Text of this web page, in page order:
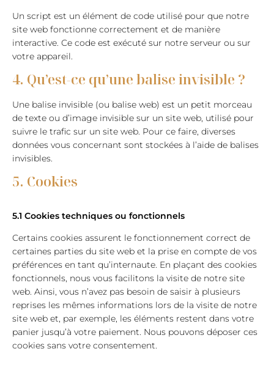
Un script est un élément de code utilisé pour que notre
site web fonctionne correctement et de manière
interactive. Ce code est exécuté sur notre serveur ou sur
votre appareil.
4. Qu’est-ce qu’une balise invisible ?
Une balise invisible (ou balise web) est un petit morceau
de texte ou d’image invisible sur un site web, utilisé pour
suivre le trafic sur un site web. Pour ce faire, diverses
données vous concernant sont stockées à l’aide de balises
invisibles.
5. Cookies
5.1 Cookies techniques ou fonctionnels
Certains cookies assurent le fonctionnement correct de
certaines parties du site web et la prise en compte de vos
préférences en tant qu’internaute. En plaçant des cookies
fonctionnels, nous vous facilitons la visite de notre site
web. Ainsi, vous n’avez pas besoin de saisir à plusieurs
reprises les mêmes informations lors de la visite de notre
site web et, par exemple, les éléments restent dans votre
panier jusqu’à votre paiement. Nous pouvons déposer ces
cookies sans votre consentement.